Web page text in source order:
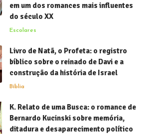
em um dos romances mais influentes
do século XX
Escolares
Livro de Natã, o Profeta: o registro
bíblico sobre o reinado de Davi e a
construção da história de Israel
Bíblia
K. Relato de uma Busca: o romance de
Bernardo Kucinski sobre memória,
ditadura e desaparecimento político